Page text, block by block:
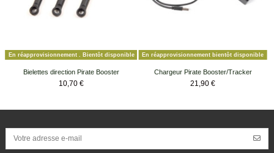
En réapprovisionnement . Bientôt disponible
Bielettes direction Pirate Booster
Prix
10,70 €
En réapprovisionnement bientôt disponible
Chargeur Pirate Booster/Tracker
Prix
21,90 €